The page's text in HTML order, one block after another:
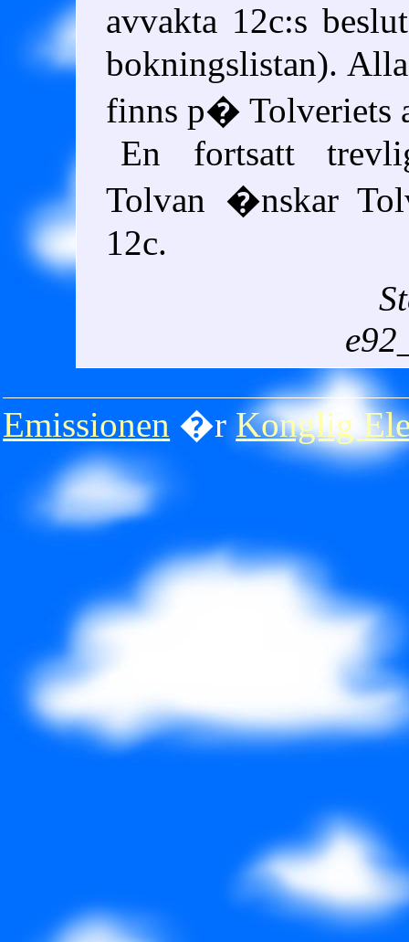
avvakta 12c:s
bokningslistan). Alla
finns p� Tolveriets
En fortsatt
Tolvan �nskar
12c.
Emissionen �r Konglig